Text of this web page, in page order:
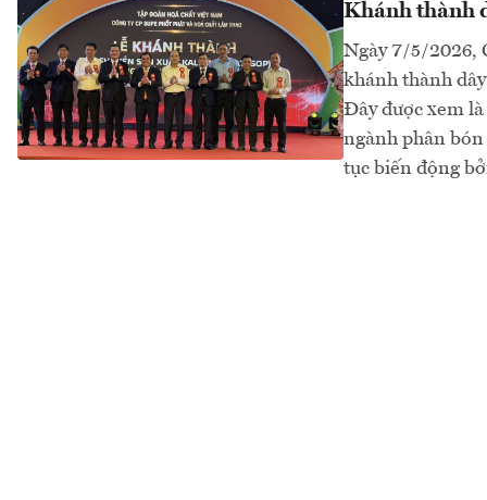
Khánh thành
Ngày 7/5/2026,
khánh thành
Đây được xem
ngành phân
tục biến động